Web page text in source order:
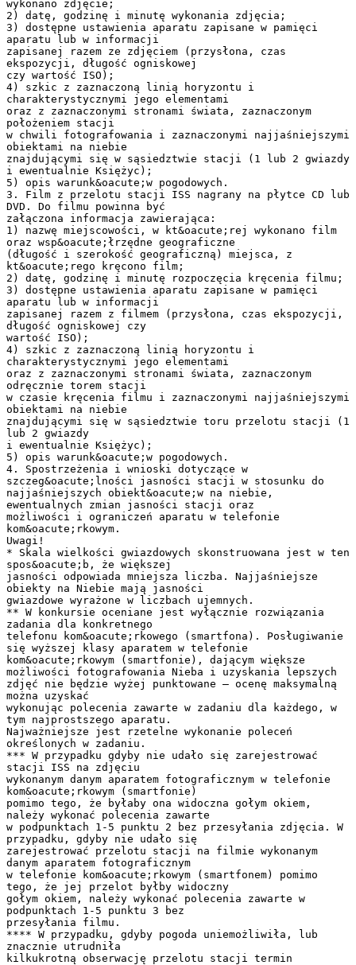
wykonano zdjęcie;
2) datę, godzinę i minutę wykonania zdjęcia;
3) dostępne ustawienia aparatu zapisane w pamięci
aparatu lub w informacji
zapisanej razem ze zdjęciem (przysłona, czas
ekspozycji, długość ogniskowej
czy wartość ISO);
4) szkic z zaznaczoną linią horyzontu i
charakterystycznymi jego elementami
oraz z zaznaczonymi stronami świata, zaznaczonym
położeniem stacji
w chwili fotografowania i zaznaczonymi najjaśniejszymi
obiektami na niebie
znajdującymi się w sąsiedztwie stacji (1 lub 2 gwiazdy
i ewentualnie Księżyc);
5) opis warunk&oacute;w pogodowych.
3. Film z przelotu stacji ISS nagrany na płytce CD lub
DVD. Do filmu powinna być
załączona informacja zawierająca:
1) nazwę miejscowości, w kt&oacute;rej wykonano film
oraz wsp&oacute;łrzędne geograficzne
(długość i szerokość geograficzną) miejsca, z
kt&oacute;rego kręcono film;
2) datę, godzinę i minutę rozpoczęcia kręcenia filmu;
3) dostępne ustawienia aparatu zapisane w pamięci
aparatu lub w informacji
zapisanej razem z filmem (przysłona, czas ekspozycji,
długość ogniskowej czy
wartość ISO);
4) szkic z zaznaczoną linią horyzontu i
charakterystycznymi jego elementami
oraz z zaznaczonymi stronami świata, zaznaczonym
odręcznie torem stacji
w czasie kręcenia filmu i zaznaczonymi najjaśniejszymi
obiektami na niebie
znajdującymi się w sąsiedztwie toru przelotu stacji (1
lub 2 gwiazdy
i ewentualnie Księżyc);
5) opis warunk&oacute;w pogodowych.
4. Spostrzeżenia i wnioski dotyczące w
szczeg&oacute;lności jasności stacji w stosunku do
najjaśniejszych obiekt&oacute;w na niebie,
ewentualnych zmian jasności stacji oraz
możliwości i ograniczeń aparatu w telefonie
kom&oacute;rkowym.
Uwagi!
* Skala wielkości gwiazdowych skonstruowana jest w ten
spos&oacute;b, że większej
jasności odpowiada mniejsza liczba. Najjaśniejsze
obiekty na Niebie mają jasności
gwiazdowe wyrażone w liczbach ujemnych.
** W konkursie oceniane jest wyłącznie rozwiązania
zadania dla konkretnego
telefonu kom&oacute;rkowego (smartfona). Posługiwanie
się wyższej klasy aparatem w telefonie
kom&oacute;rkowym (smartfonie), dającym większe
możliwości fotografowania Nieba i uzyskania lepszych
zdjęć nie będzie wyżej punktowane – ocenę maksymalną
można uzyskać
wykonując polecenia zawarte w zadaniu dla każdego, w
tym najprostszego aparatu.
Najważniejsze jest rzetelne wykonanie poleceń
określonych w zadaniu.
*** W przypadku gdyby nie udało się zarejestrować
stacji ISS na zdjęciu
wykonanym danym aparatem fotograficznym w telefonie
kom&oacute;rkowym (smartfonie)
pomimo tego, że byłaby ona widoczna gołym okiem,
należy wykonać polecenia zawarte
w podpunktach 1-5 punktu 2 bez przesyłania zdjęcia. W
przypadku, gdyby nie udało się
zarejestrować przelotu stacji na filmie wykonanym
danym aparatem fotograficznym
w telefonie kom&oacute;rkowym (smartfonem) pomimo
tego, że jej przelot byłby widoczny
gołym okiem, należy wykonać polecenia zawarte w
podpunktach 1-5 punktu 3 bez
przesyłania filmu.
**** W przypadku, gdyby pogoda uniemożliwiła, lub
znacznie utrudniła
kilkukrotną obserwację przelotu stacji termin